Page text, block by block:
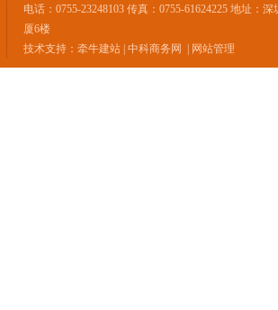
电话：0755-23248103 传真：0755-61624225 地址
厦6楼
技术支持： 牵牛建站 中科商务网 网站管理